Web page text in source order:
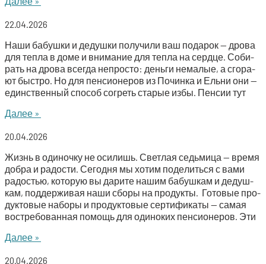
22.04.2026
Наши бабуш­ки и дедуш­ки полу­чи­ли ваш пода­рок — дро­ва
для теп­ла в доме и вни­ма­ние для теп­ла на серд­це. Соби­
рать на дро­ва все­гда непро­сто: день­ги нема­лые, а сго­ра­
ют быст­ро. Но для пен­си­о­не­ров из Почин­ка и Ель­ни они —
един­ствен­ный спо­соб согреть ста­рые избы. Пен­сии тут
Далее »
20.04.2026
Жизнь в оди­ноч­ку не оси­лишь. Свет­лая седь­ми­ца — вре­мя
добра и радо­сти. Сего­дня мы хотим поде­лить­ся с вами
радо­стью, кото­рую вы дари­те нашим бабуш­кам и дедуш­
кам, под­дер­жи­вая наши сбо­ры на про­дук­ты. Гото­вые про­
дук­то­вые набо­ры и про­дук­то­вые сер­ти­фи­ка­ты — самая
вос­тре­бо­ван­ная помощь для оди­но­ких пен­си­о­не­ров. Эти
Далее »
20.04.2026